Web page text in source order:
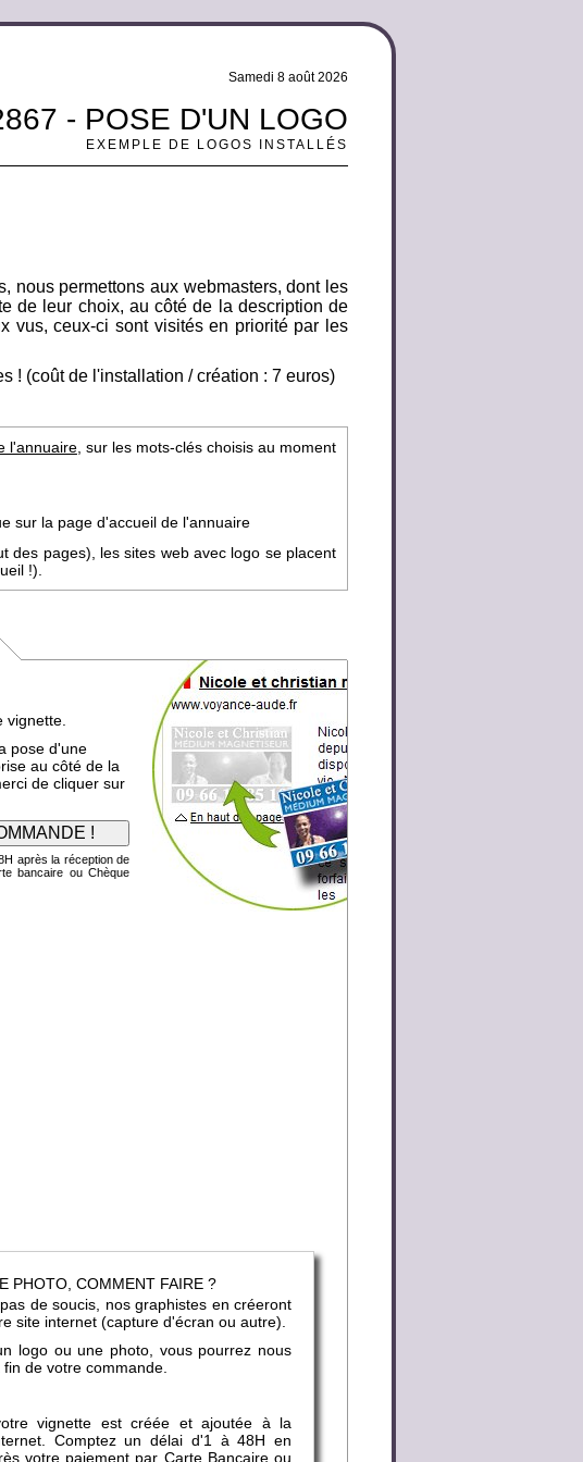
Samedi 8 août 2026
- POSE D'UN LOGO
EXEMPLE DE LOGOS INSTALLÉS
nous permettons aux webmasters, dont les
de leur choix, au côté de la description de
vus, ceux-ci sont visités en priorité par les
! (coût de l'installation / création : 7 euros)
l'annuaire, sur les mots-clés choisis au moment
sur la page d'accueil de l'annuaire
des pages), les sites web avec logo se placent
!).
vignette.
pose d'une
au côté de la
de cliquer sur
après la réception de
bancaire ou Chèque
PHOTO, COMMENT FAIRE ?
de soucis, nos graphistes en créeront
site internet (capture d'écran ou autre).
logo ou une photo, vous pourrez nous
de votre commande.
vignette est créée et ajoutée à la
Comptez un délai d'1 à 48H en
votre paiement par Carte Bancaire ou